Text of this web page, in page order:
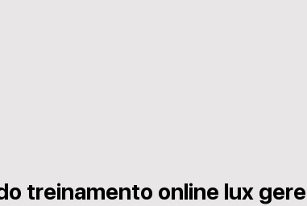
treinamento online lux